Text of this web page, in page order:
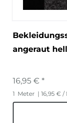
angeraut
16,95 € *
1 Meter | 16,95 €